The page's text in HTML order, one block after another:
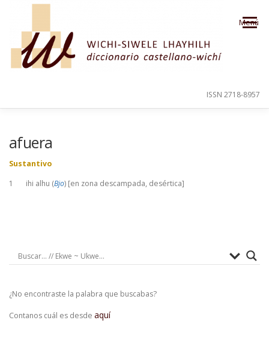
Saltar al contenido
Menú
ISSN 2718-8957
afuera
Sustantivo
1 ihi alhu (Bjo) [en zona descampada, desértica]
¿No encontraste la palabra que buscabas?
Contanos cuál es desde aquí